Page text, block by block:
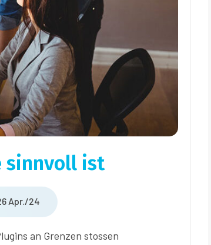
sinnvoll ist
Apr./24
an Grenzen stossen